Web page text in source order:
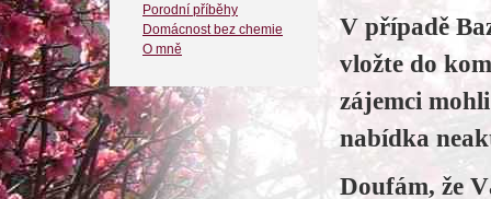
Porodní příběhy
Domácnost bez chemie
O mně
V případě
vložte do
zájemci
nabídka
Doufám, že